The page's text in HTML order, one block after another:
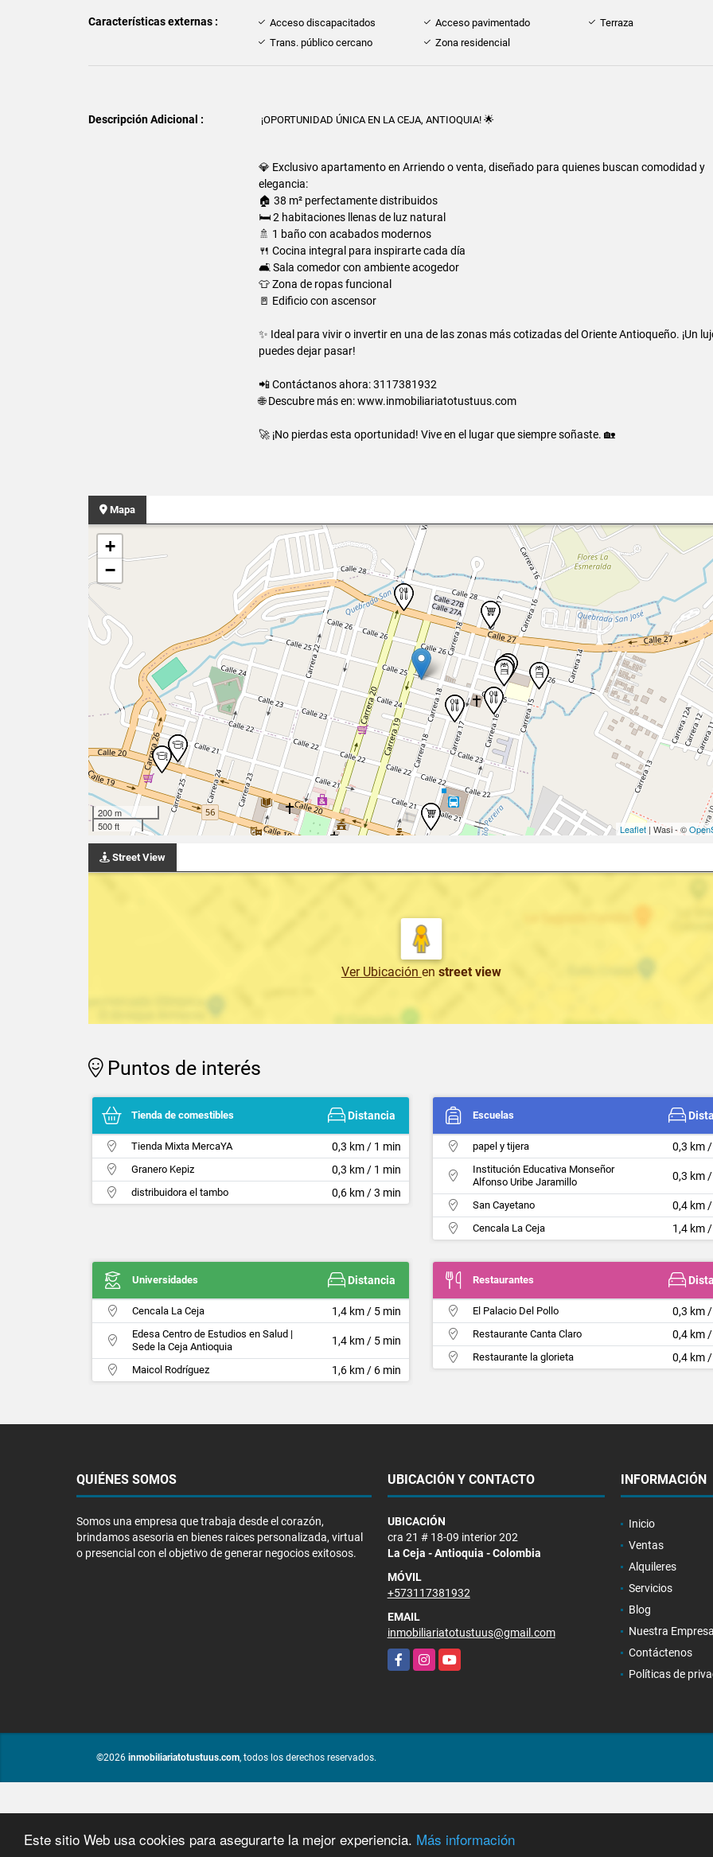
Este sitio Web usa cookies para asegurarte la mejor experiencia. Más información
Características externas : Acceso discapacitados Acceso pavimentado
Terraza
Trans. público cercano
Zona residencial
Descripción Adicional : ¡OPORTUNIDAD ÚNICA EN LA CEJA, ANTIOQUIA! 🌟
💎 Exclusivo apartamento en Arriendo o venta, diseñado para quienes buscan comodidad y
elegancia:
🏠 38 m² perfectamente distribuidos
🛏️ 2 habitaciones llenas de luz natural
🚿 1 baño con acabados modernos
🍴 Cocina integral para inspirarte cada día
🛋️ Sala comedor con ambiente acogedor
👕 Zona de ropas funcional
🚪 Edificio con ascensor
✨ Ideal para vivir o invertir en una de las zonas más cotizadas del Oriente Antioqueño. ¡Un
puedes dejar pasar!
📲 Contáctanos ahora: 3117381932
🌐 Descubre más en: www.inmobiliariatotustuus.com
🚀 ¡No pierdas esta oportunidad! Vive en el lugar que siempre soñaste. 🏡
Mapa
+
−
200 m
500 ft
Leaflet| Wasi - ©
Street View
Ver Ubicación en street view
Puntos de interés
Tienda de comestibles Distancia
Tienda Mixta MercaYA 0,3 km / 1 min
Granero Kepiz 0,3 km / 1 min
distribuidora el tambo 0,6 km / 3 min
Escuelas
papel y tijera 0,3 km
Institución Educativa Monseñor
Alfonso Uribe Jaramillo
0,3 km
San Cayetano 0,4 km
Cencala La Ceja 1,4 km
Universidades Distancia
Cencala La Ceja 1,4 km / 5 min
Edesa Centro de Estudios en Salud |
Sede la Ceja Antioquia
1,4 km / 5 min
Maicol Rodríguez 1,6 km / 6 min
Restaurantes
El Palacio Del Pollo 0,3 km
Restaurante Canta Claro 0,4 km
Restaurante la glorieta 0,4 km
QUIÉNES SOMOS
Somos una empresa que trabaja desde el corazón,
brindamos asesoria en bienes raices personalizada, virtual
o presencial con el objetivo de generar negocios exitosos.
UBICACIÓN Y CONTACTO
UBICACIÓN
cra 21 # 18-09 interior 202
La Ceja - Antioquia - Colombia
MÓVIL
+573117381932
EMAIL
inmobiliariatotustuus@gmail.com
FacebookInstagramYouTube
INFORMACIÓN
Inicio
Ventas
Alquileres
Servicios
Blog
Nuestra Empresa
Contáctenos
Políticas de
©2026 inmobiliariatotustuus.com, todos los derechos reservados.